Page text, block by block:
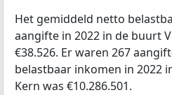
Het gemiddeld netto
aangifte in 2022 in de buurt
€38.526. Er waren 267
belastbaar inkomen in 2022
Kern was €10.286.501.